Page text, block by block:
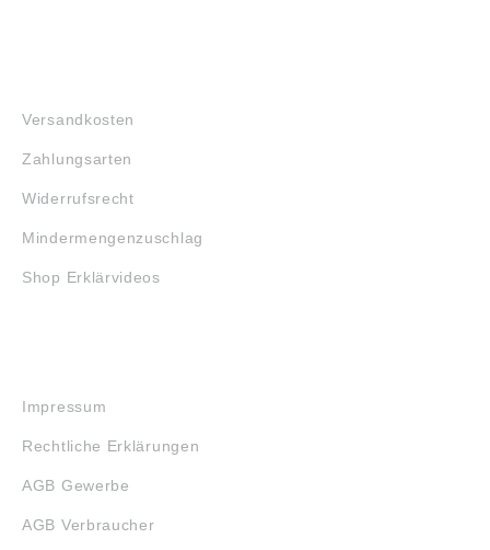
Versandkosten
Zahlungsarten
Widerrufsrecht
Mindermengenzuschlag
Shop Erklärvideos
Impressum
Rechtliche Erklärungen
AGB Gewerbe
AGB Verbraucher